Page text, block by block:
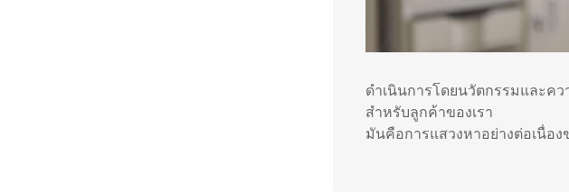
ดําเนินการโดยนวัตกรรมและค
สําหรับลูกค้าของเรา
มันคือการแสวงหาอย่างต่อเนื่อง